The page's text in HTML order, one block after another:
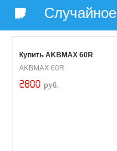
Случайное
Купить AKBMAX 60R
AKBMAX 60R
2800 руб.